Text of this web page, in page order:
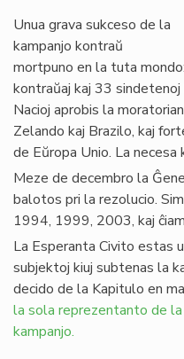
Unua grava sukceso de la
kampanjo kontraŭ
mortpuno en la tuta
kontraŭaj kaj 33
Nacioj aprobis la
Zelando kaj Brazilo, kaj
de Eŭropa Unio. La
Meze de decembro la
balotos pri la rezolucio.
1994, 1999, 2003, kaj
La Esperanta Civito estas
subjektoj kiuj subtenas la
decido de la Kapitulo en
la sola reprezentanto de
kampanjo.